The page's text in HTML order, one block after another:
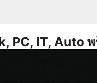
PC, IT, Auto